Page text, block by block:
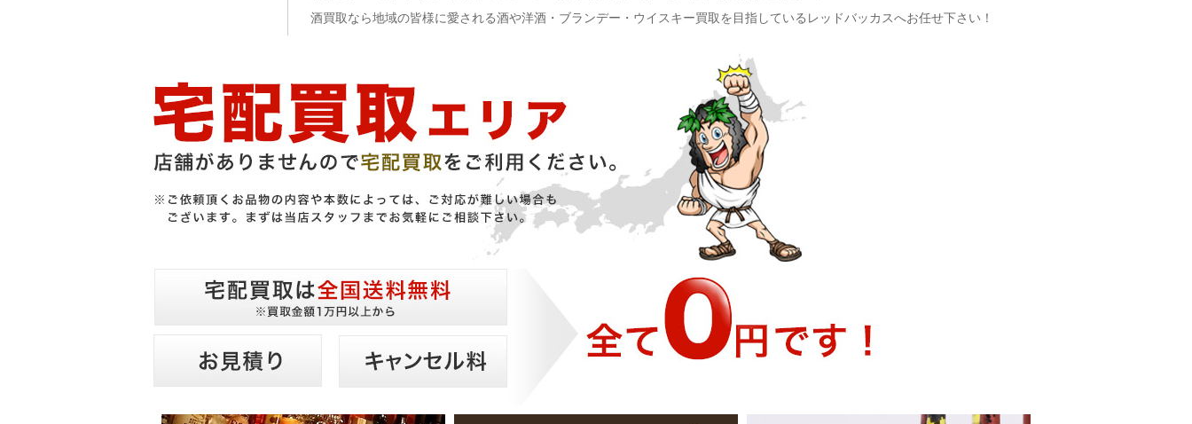
酒買取なら地域の皆様に愛される酒や洋酒・ブランデー・ウイスキー買取を目指しているレッドバッカスへお任せ下さい！